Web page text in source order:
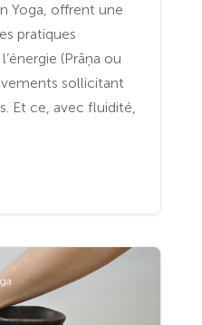
Yoga, offrent une
pratiques
(Prāņa ou
sollicitant
Et ce, avec fluidité,